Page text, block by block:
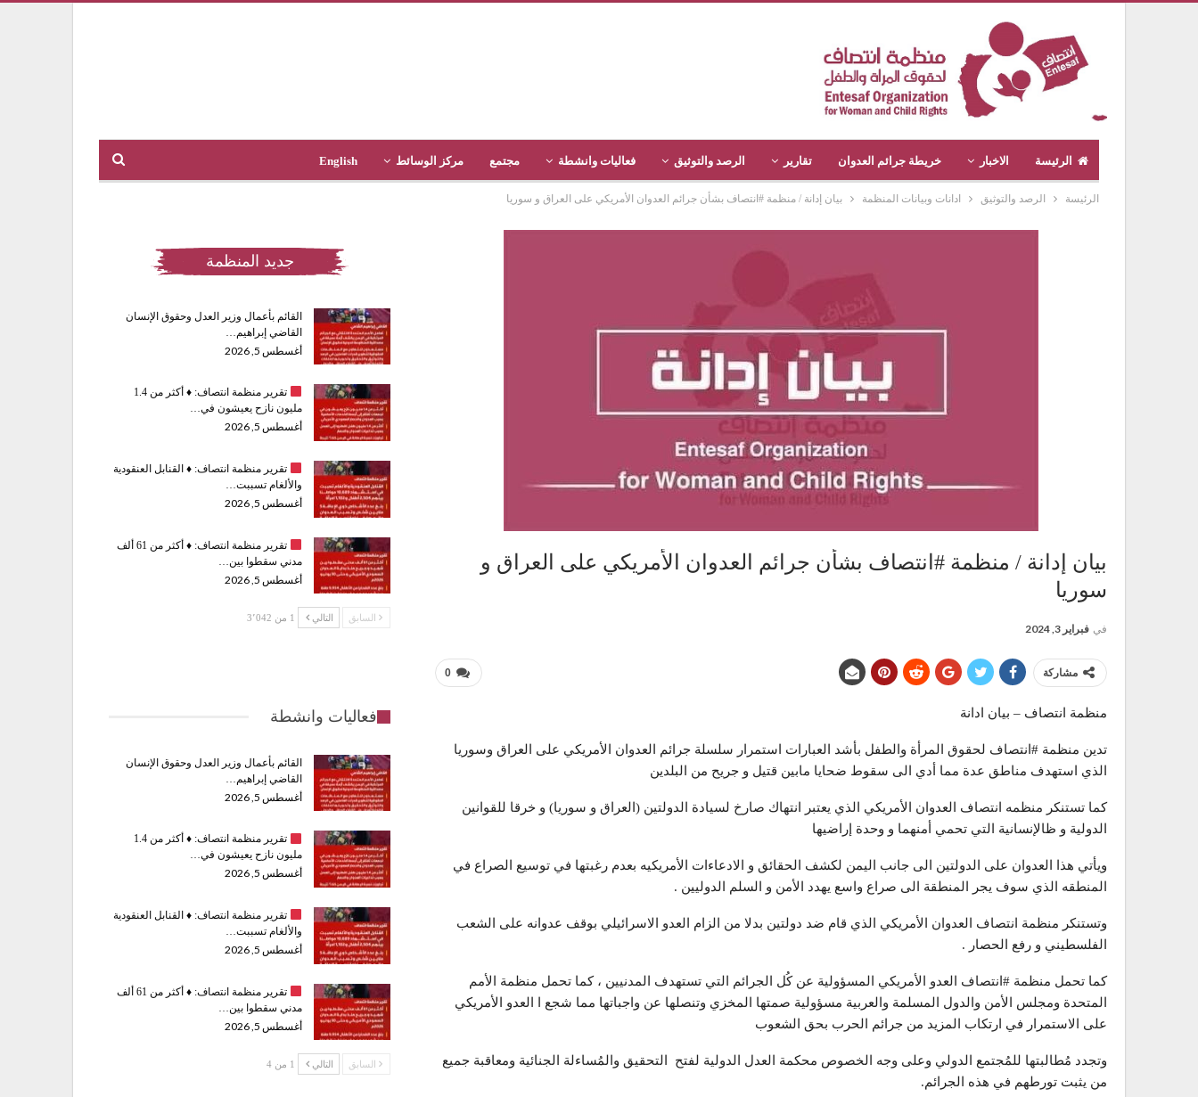
الرئيسة الاخبار خريطة جرائم العدوان تقارير الرصد والتوثيق فعاليات وانشطة مجتمع مركز الوسائط English
الرئيسة الرصد والتوثيق ادانات وبيانات المنظمة بيان إدانة / منظمة #انتصاف بشأن جرائم العدوان الأمريكي على العراق و سوريا
بيان إدانة / منظمة #انتصاف بشأن جرائم العدوان الأمريكي على العراق و
سوريا
في فبراير 3, 2024
0 مشاركة
منظمة انتصاف – بيان ادانة
تدين منظمة #انتصاف لحقوق المرأة والطفل بأشد العبارات استمرار سلسلة جرائم العدوان الأمريكي على العراق وسوريا
الذي استهدف مناطق عدة مما أدي الى سقوط ضحايا مابين قتيل و جريح من البلدين
كما تستنكر منظمه انتصاف العدوان الأمريكي الذي يعتبر انتهاك صارخ لسيادة الدولتين (العراق و سوريا) و خرقا للقوانين
الدولية و ظالإنسانية التي تحمي أمنهما و وحدة إراضيها
ويأتي هذا العدوان على الدولتين الى جانب اليمن لكشف الحقائق و الادعاءات الأمريكيه بعدم رغبتها في توسيع الصراع في
المنطقه الذي سوف يجر المنطقة الى صراع واسع يهدد الأمن و السلم الدوليين .
وتستنكر منظمة انتصاف العدوان الأمريكي الذي قام ضد دولتين بدلا من الزام العدو الاسرائيلي بوقف عدوانه على الشعب
الفلسطيني و رفع الحصار .
كما تحمل منظمة #انتصاف العدو الأمريكي المسؤولية عن كُل الجرائم التي تستهدف المدنيين ، كما تحمل منظمة الأمم
المتحدة ومجلس الأمن والدول المسلمة والعربية مسؤولية صمتها المخزي وتنصلها عن واجباتها مما شجع ا العدو الأمريكي
على الاستمرار في ارتكاب المزيد من جرائم الحرب بحق الشعوب
وتجدد مُطالبتها للمُجتمع الدولي وعلى وجه الخصوص محكمة العدل الدولية لفتح التحقيق والمُساءلة الجنائية ومعاقبة جميع
من يثبت تورطهم في هذه الجرائم.
جديد المنظمة
القائم بأعمال وزير العدل وحقوق الإنسان
القاضي إبراهيم…
أغسطس 5, 2026
تقرير منظمة انتصاف: ♦️
أكثر من 1.4
مليون نازح يعيشون في…
أغسطس 5, 2026
تقرير منظمة انتصاف: ♦️القنابل العنقودية
والألغام تسببت…
أغسطس 5, 2026
تقرير منظمة انتصاف: ♦️
أكثر من 61 ألف
مدني سقطوا بين…
أغسطس 5, 2026
السابق التالي 1 من 3٬042
فعاليات وانشطة
القائم بأعمال وزير العدل وحقوق الإنسان
القاضي إبراهيم…
أغسطس 5, 2026
تقرير منظمة انتصاف: ♦️
أكثر من 1.4
مليون نازح يعيشون في…
أغسطس 5, 2026
تقرير منظمة انتصاف: ♦️القنابل العنقودية
والألغام تسببت…
أغسطس 5, 2026
تقرير منظمة انتصاف: ♦️
أكثر من 61 ألف
مدني سقطوا بين…
أغسطس 5, 2026
السابق التالي 1 من 4